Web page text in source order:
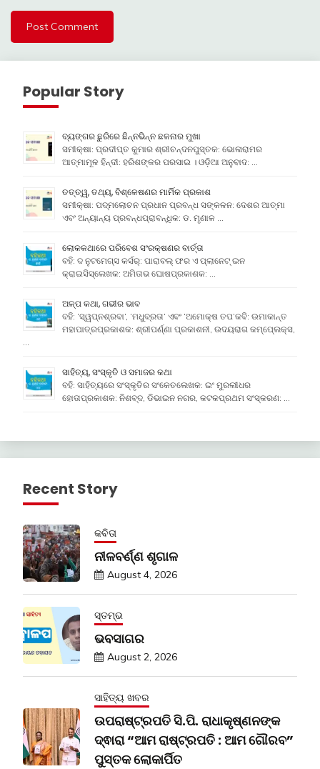
Popular Story
ବ୍ୟଙ୍ଗର ଛୁରିରେ ଛିନ୍ନଭିନ୍ନ ଛଳନାର ମୁଖା
ସମୀକ୍ଷା: ପ୍ରଦୀପ୍ତ କୁମାର ଶ୍ରୀଚନ୍ଦନପୁସ୍ତକ: ଭୋଳାରାମର
ଆତ୍ମାମୂଳ ହିନ୍ଦୀ: ହରିଶଙ୍କର ପରସାଇ । ଓଡ଼ିଆ ଅନୁବାଦ: …
ତତ୍ତ୍ୱ, ତଥ୍ୟ, ବିଶ୍ଳେଷଣର ମାର୍ମିକ ପ୍ରକାଶ
ସମୀକ୍ଷା: ପଦ୍ମଲୋଚନ ପ୍ରଧାନ ପ୍ରବନ୍ଧ ସଙ୍କଳନ: ଦେଶର ଆତ୍ମା
ଏବଂ ଅନ୍ୟାନ୍ୟ ପ୍ରବନ୍ଧପ୍ରାବନ୍ଧିକ: ଡ. ମୃଣାଳ …
ଲୋକକଥାରେ ପରିବେଶ ସଂରକ୍ଷଣର ବାର୍ତ୍ତା
ବହି: ଦ ନୁଟମେଗ୍ସ କର୍ସର୍: ପାରାବଲ୍ ଫର ଏ ପ୍ଲାନେଟ୍ ଇନ
କ୍ରାଇସିସ୍ଲେଖକ: ଅମିତାଭ ଘୋଷପ୍ରକାଶକ: …
ଅଳ୍ପ କଥା, ଗଭୀର ଭାବ
ବହି: ‘ସ୍ୱପ୍ନଶ୍ରବା’, ‘ମଧୁବ୍ରତା’ ଏବଂ ‘ଅମୋକ୍ଷ ତପ’କବି: ଉମାକାନ୍ତ
ମହାପାତ୍ରପ୍ରକାଶକ: ଶ୍ରୀପର୍ଣ୍ଣା ପ୍ରକାଶନୀ, ଉଦୟରାଗ କମ୍ପେ୍ଲକ୍ସ,
ସାହିତ୍ୟ, ସଂସ୍କୃତି ଓ ସମାଜର କଥା
ବହି: ସାହିତ୍ୟରେ ସଂସ୍କୃତିର ସଂକେତଲେଖକ: ଇଂ ମୁରଲୀଧର
ହୋତାପ୍ରକାଶକ: ନିଶବ୍ଦ, ଡିଭାଇନ ନଗର, କଟକପ୍ରଥମ ସଂସ୍କରଣ: …
Recent Story
କବିତା
ନୀଳବର୍ଣ୍ଣ ଶୃଗାଳ
August 4, 2026
ସ୍ତମ୍ଭ
ଭବସାଗର
August 2, 2026
ସାହିତ୍ୟ ଖବର
ଉପରାଷ୍ଟ୍ରପତି ସି.ପି. ରାଧାକୃଷ୍ଣନଙ୍କ
ଦ୍ଵାରା “ଆମ ରାଷ୍ଟ୍ରପତି : ଆମ ଗୌରବ”
ପୁସ୍ତକ ଲୋକାର୍ପିତ